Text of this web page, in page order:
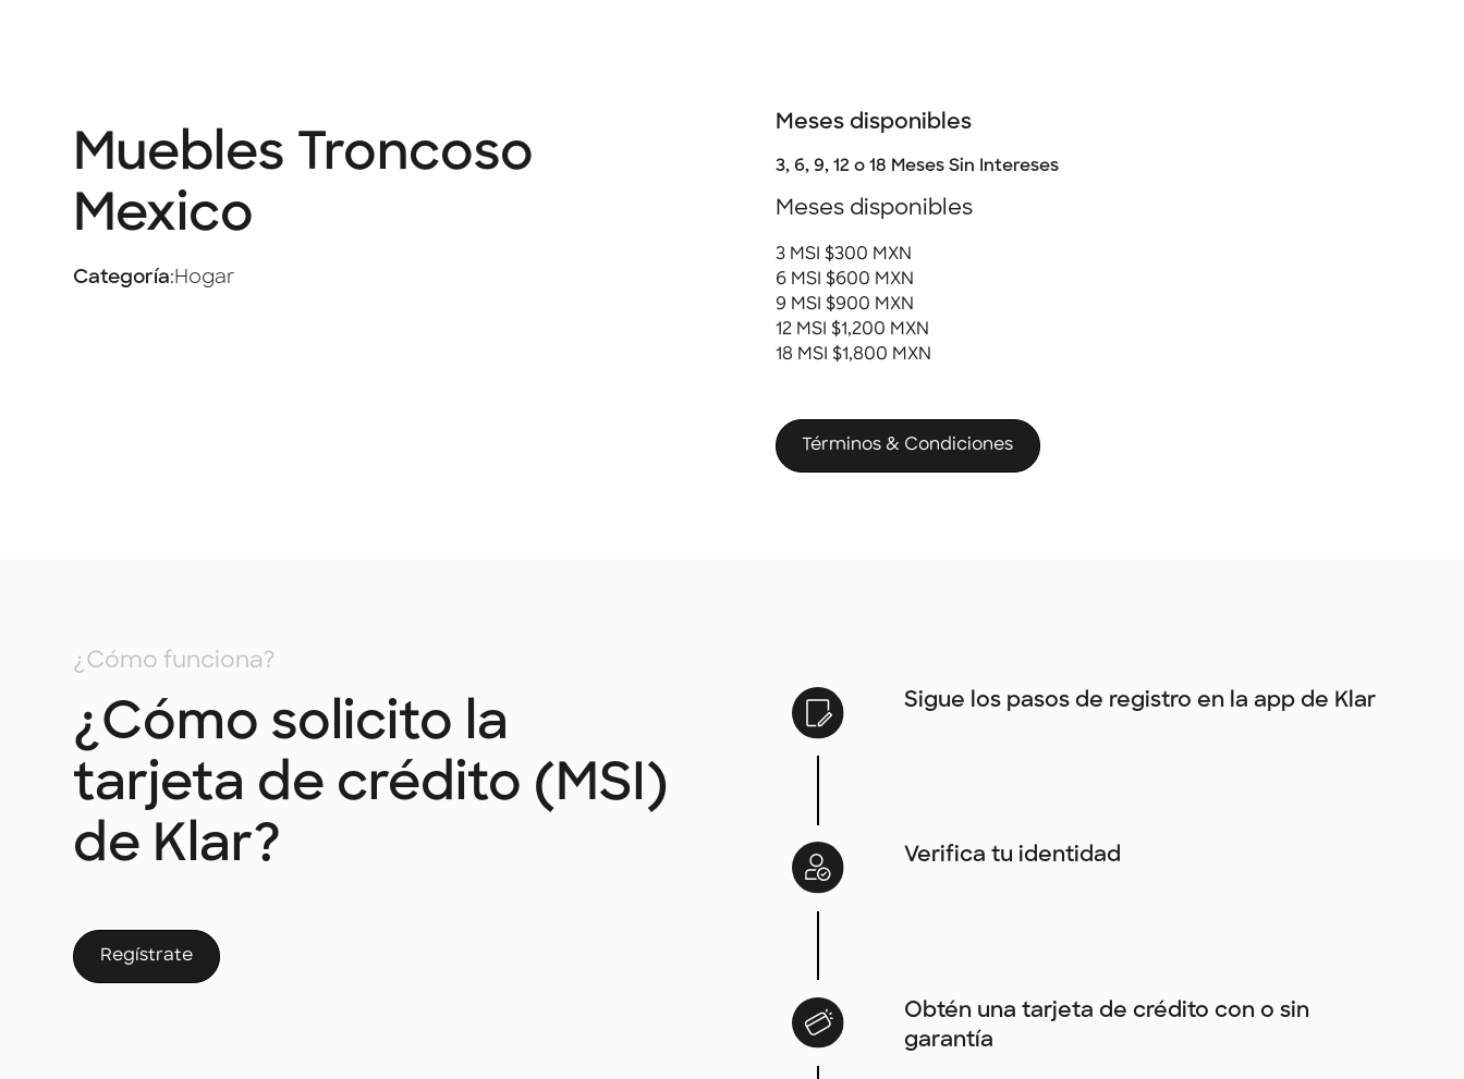
Muebles Troncoso
Mexico
Categoría:Hogar
Meses disponibles
3, 6, 9, 12 o 18 Meses Sin Intereses
Meses disponibles
3 MSI $300 MXN
6 MSI $600 MXN
9 MSI $900 MXN
12 MSI $1,200 MXN
18 MSI $1,800 MXN
Términos & Condiciones
¿Cómo funciona?
¿Cómo solicito la
tarjeta de crédito (MSI)
de Klar?
Regístrate
Sigue los pasos de registro en la app de Klar
Verifica tu identidad
Obtén una tarjeta de crédito con o sin
garantía